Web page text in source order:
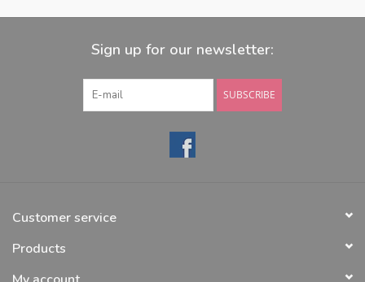
Sign up for our newsletter:
SUBSCRIBE
Customer service
Products